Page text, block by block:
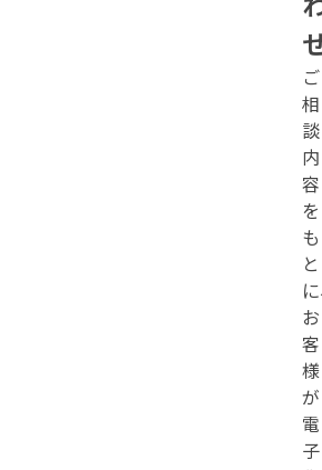
ご
相
談
内
容
を
も
と
お
客
様
が
電
子